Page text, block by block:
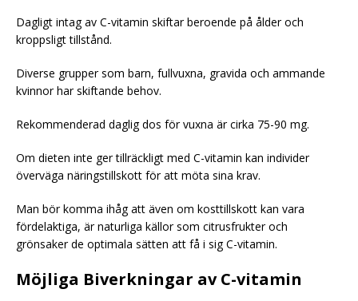
Dagligt intag av C-vitamin skiftar beroende på ålder och
kroppsligt tillstånd.
Diverse grupper som barn, fullvuxna, gravida och ammande
kvinnor har skiftande behov.
Rekommenderad daglig dos för vuxna är cirka 75-90 mg.
Om dieten inte ger tillräckligt med C-vitamin kan individer
överväga näringstillskott för att möta sina krav.
Man bör komma ihåg att även om kosttillskott kan vara
fördelaktiga, är naturliga källor som citrusfrukter och
grönsaker de optimala sätten att få i sig C-vitamin.
Möjliga Biverkningar av C-vitamin